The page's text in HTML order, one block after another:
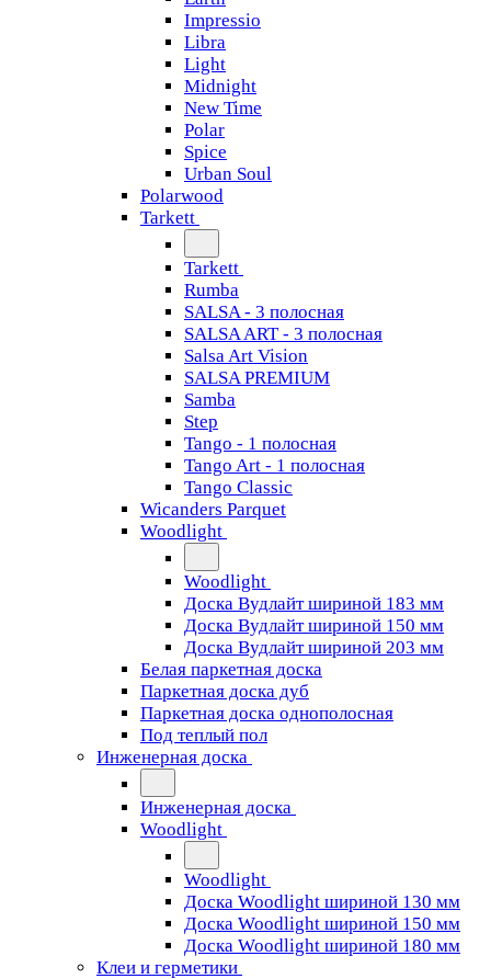
Impressio
Libra
Light
Midnight
New Time
Polar
Spice
Urban Soul
Polarwood
Tarkett
Tarkett
Rumba
SALSA - 3 полосная
SALSA ART - 3 полосная
Salsa Art Vision
SALSA PREMIUM
Samba
Step
Tango - 1 полосная
Tango Art - 1 полосная
Tango Classiс
Wicanders Parquet
Woodlight
Woodlight
Доска Вудлайт шириной 183 мм
Доска Вудлайт шириной 150 мм
Доска Вудлайт шириной 203 мм
Белая паркетная доска
Паркетная доска дуб
Паркетная доска однополосная
Под теплый пол
Инженерная доска
Инженерная доска
Woodlight
Woodlight
Доска Woodlight шириной 130 мм
Доска Woodlight шириной 150 мм
Доска Woodlight шириной 180 мм
Клеи и герметики